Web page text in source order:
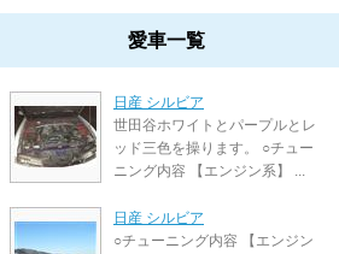
愛車一覧
日産 シルビア
世田谷ホワイトとパープルとレ
ッド三色を操ります。 ○チュー
ニング内容 【エンジン系】 ...
日産 シルビア
○チューニング内容 【エンジン